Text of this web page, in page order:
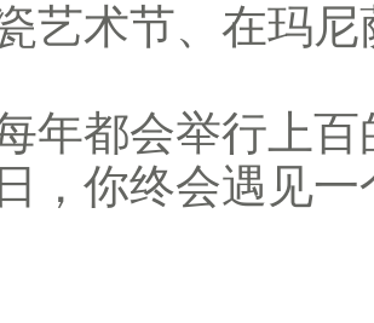
艺术节、在玛
年都会举行上
，你终会遇见